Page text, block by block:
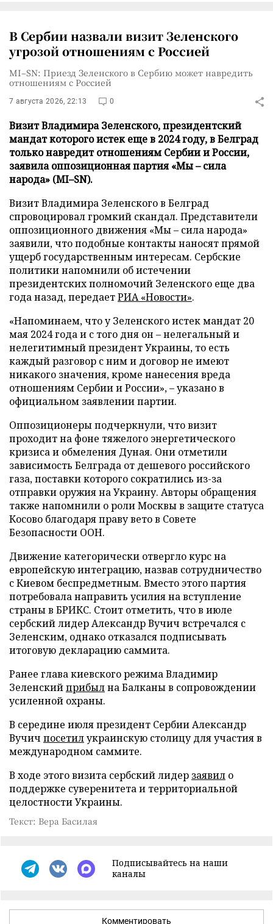
В Сербии назвали визит Зеленского
угрозой отношениям с Россией
MI–SN: Приезд Зеленского в Сербию может навредить
отношениям с Россией
7 августа 2026, 22:13 0
Визит Владимира Зеленского, президентский
мандат которого истек еще в 2024 году, в Белград
только навредит отношениям Сербии и России,
заявила оппозиционная партия «Мы – сила
народа» (MI–SN).
Визит Владимира Зеленского в Белград
спровоцировал громкий скандал. Представители
оппозиционного движения «Мы – сила народа»
заявили, что подобные контакты наносят прямой
ущерб государственным интересам. Сербские
политики напомнили об истечении
президентских полномочий Зеленского еще два
года назад, передаетРИА «Новости».
«Напоминаем, что у Зеленского истек мандат 20
мая 2024 года и с того дня он – нелегальный и
нелегитимный президент Украины, то есть
каждый разговор с ним и договор не имеют
никакого значения, кроме нанесения вреда
отношениям Сербии и России», – указано в
официальном заявлении партии.
Оппозиционеры подчеркнули, что визит
проходит на фоне тяжелого энергетического
кризиса и обмеления Дуная. Они отметили
зависимость Белграда от дешевого российского
газа, поставки которого сократились из-за
отправки оружия на Украину. Авторы обращения
также напомнили о роли Москвы в защите статуса
Косово благодаря праву вето в Совете
Безопасности ООН.
Движение категорически отвергло курс на
европейскую интеграцию, назвав сотрудничество
с Киевом беспредметным. Вместо этого партия
потребовала направить усилия на вступление
страны в БРИКС. Стоит отметить, что в июле
сербский лидер Александр Вучич встречался с
Зеленским, однако отказался подписывать
итоговую декларацию саммита.
Ранее глава киевского режима Владимир
Зеленскийприбылна Балканы в сопровождении
усиленной охраны.
В середине июля президент Сербии Александр
Вучич посетилукраинскую столицу для участия в
международном саммите.
В ходе этого визита сербский лидер заявил о
поддержке суверенитета и территориальной
целостности Украины.
Текст: Вера Басилая
Подписывайтесь на наши
каналы
Комментировать